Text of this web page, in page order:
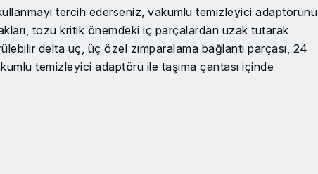
tercih ederseniz, vakumlu temizleyici adaptörünü
tozu kritik önemdeki iç parçalardan uzak tutarak
delta uç, üç özel zımparalama bağlantı parçası, 24
temizleyici adaptörü ile taşıma çantası içinde